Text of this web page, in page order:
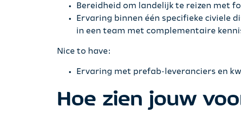
Bereidheid om landelijk te reizen met
Ervaring binnen één specifieke civiele
in een team met complementaire
Nice to have:
Ervaring met prefab-leveranciers en
Hoe zien jouw